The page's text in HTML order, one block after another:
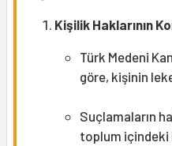
Kişilik Haklarının
Türk Medeni
göre, kişinin
Suçlamaların
toplum içindeki